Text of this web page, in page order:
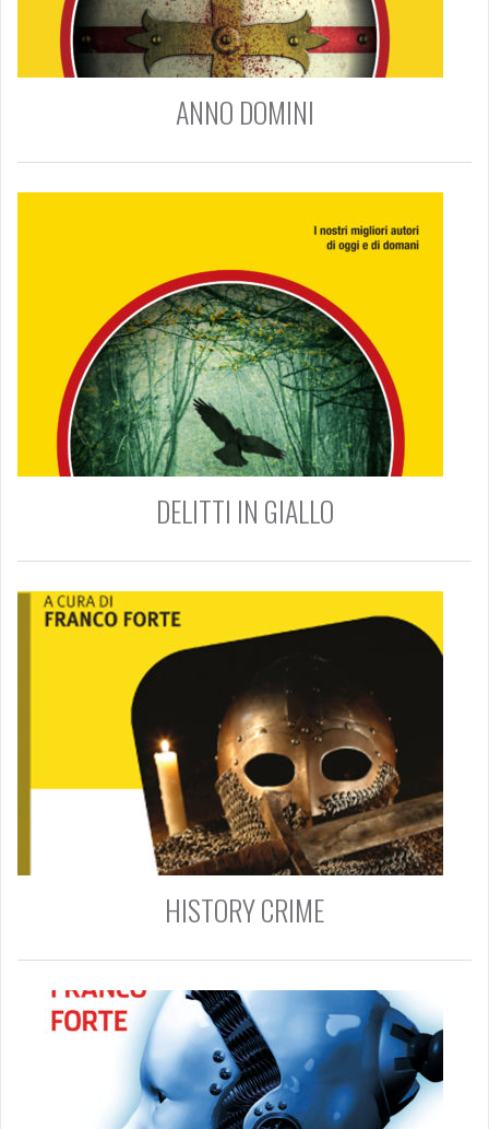
ANNO DOMINI
DELITTI IN GIALLO
HISTORY CRIME